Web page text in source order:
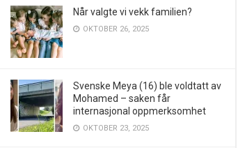
Når valgte vi vekk familien?
OKTOBER 26, 2025
Svenske Meya (16) ble voldtatt av
Mohamed – saken får
internasjonal oppmerksomhet
OKTOBER 23, 2025